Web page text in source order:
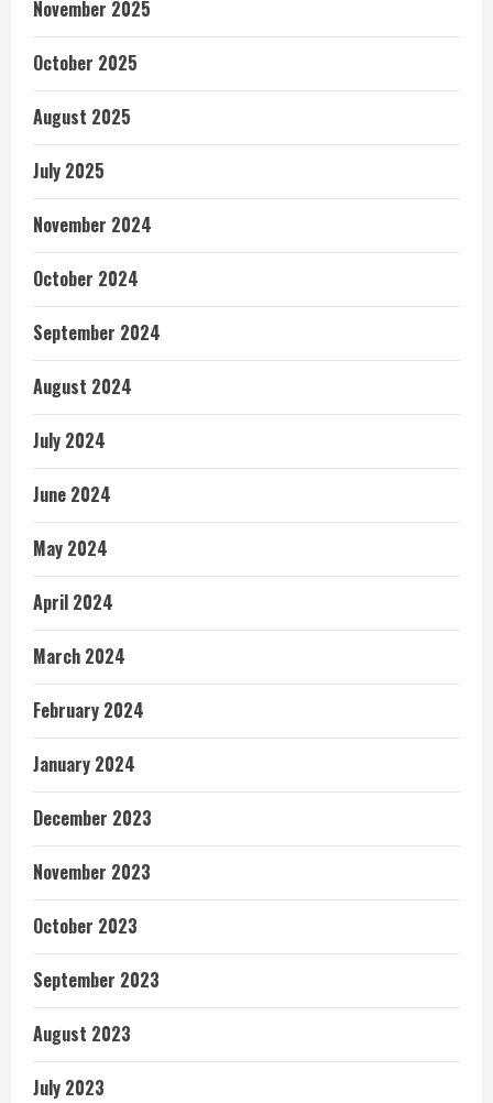
November 2025
October 2025
August 2025
July 2025
November 2024
October 2024
September 2024
August 2024
July 2024
June 2024
May 2024
April 2024
March 2024
February 2024
January 2024
December 2023
November 2023
October 2023
September 2023
August 2023
July 2023